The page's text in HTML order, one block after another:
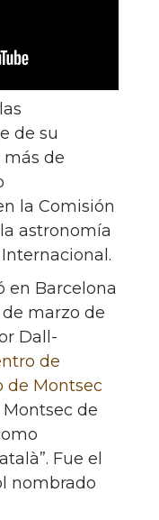
de su
más de
la Comisión
astronomía
en Barcelona
marzo de
Dall-
de
de Montsec
de
Fue el
nombrado